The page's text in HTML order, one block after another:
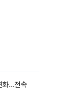
화…전속